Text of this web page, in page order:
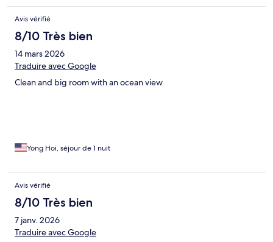
Avis vérifié
8/10 Très bien
14 mars 2026
Traduire avec Google
Clean and big room with an ocean view
Yong Hoi, séjour de 1 nuit
Avis vérifié
8/10 Très bien
7 janv. 2026
Traduire avec Google